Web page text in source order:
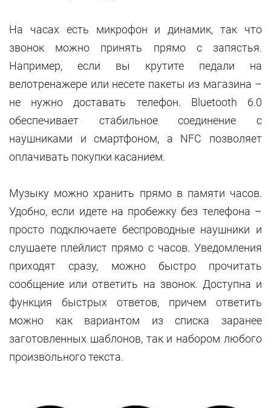
На часах есть микрофон и динамик, так что
звонок можно принять прямо с запястья.
Например, если вы крутите педали на
велотренажере или несете пакеты из магазина –
не нужно доставать телефон. Bluetooth 6.0
обеспечивает стабильное соединение с
наушниками и смартфоном, а NFC позволяет
оплачивать покупки касанием.
Музыку можно хранить прямо в памяти часов.
Удобно, если идете на пробежку без телефона –
просто подключаете беспроводные наушники и
слушаете плейлист прямо с часов. Уведомления
приходят сразу, можно быстро прочитать
сообщение или ответить на звонок. Доступна и
функция быстрых ответов, причем ответить
можно как вариантом из списка заранее
заготовленных шаблонов, так и набором любого
произвольного текста.